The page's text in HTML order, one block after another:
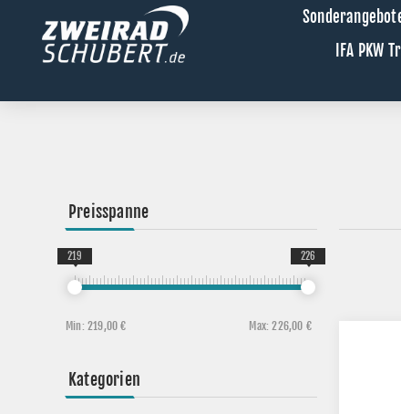
IFA PKW
Preisspanne
Min: 219,00 € Max: 226,00 €
219 226
Kategorien